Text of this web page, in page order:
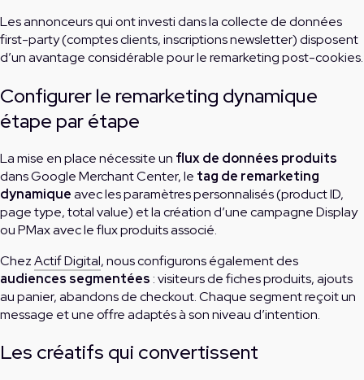
Les annonceurs qui ont investi dans la collecte de données
first-party (comptes clients, inscriptions newsletter) disposent
d’un avantage considérable pour le remarketing post-cookies.
Configurer le remarketing dynamique
étape par étape
La mise en place nécessite un flux de données produits
dans Google Merchant Center, le tag de remarketing
dynamiqueavec les paramètres personnalisés (product ID,
page type, total value) et la création d’une campagne Display
ou PMax avec le flux produits associé.
ChezActif Digital, nous configurons également des
audiences segmentées : visiteurs de fiches produits, ajouts
au panier, abandons de checkout. Chaque segment reçoit un
message et une offre adaptés à son niveau d’intention.
Les créatifs qui convertissent